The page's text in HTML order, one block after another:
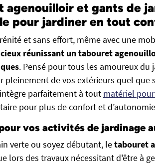
agenouilloir et gants de
pour jardiner en tout
et sans effort, même avec une
réunissant un tabouret
. Pensé pour tous les amoureux
pleinement de vos extérieurs quel que
parfaitement à tout matériel
pour plus de confort et
vos activités de jardinage
verte ou soyez débutant, letabouret
lors des travaux nécessitant d'être à